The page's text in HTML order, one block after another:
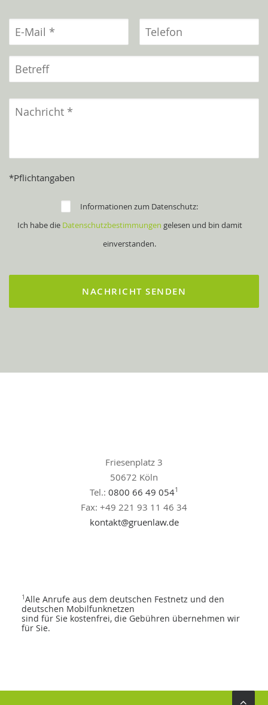
*Pflichtangaben
Informationen zum Datenschutz:
Ich habe die Datenschutzbestimmungen gelesen und bin damit
einverstanden.
Friesenplatz 3
50672 Köln
Tel.: 0800 66 49 0541
Fax: +49 221 93 11 46 34
kontakt@gruenlaw.de
1Alle Anrufe aus dem deutschen Festnetz und den
deutschen Mobilfunknetzen
sind für Sie kostenfrei, die Gebühren übernehmen wir
für Sie.